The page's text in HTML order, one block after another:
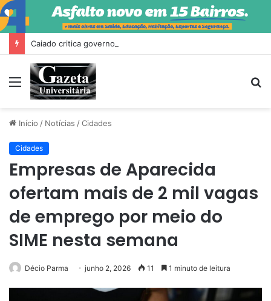
Menu
Início / Notícias /Cidades
Cidades
Empresas de Aparecida
ofertam mais de 2 mil vagas
de emprego por meio do
SIME nesta semana
Décio Parma junho 2, 2026 11 1 minuto de leitura